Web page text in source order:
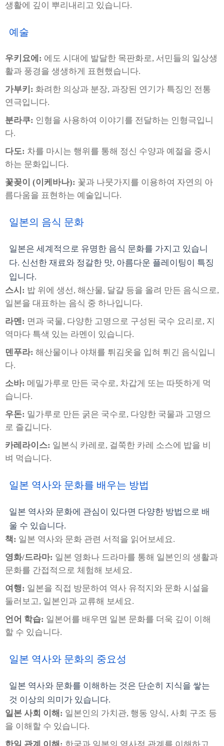
생활에 깊이 뿌리내리고 있습니다.
예술
우키요에: 에도 시대에 발달한 목판화로, 서민들의 일상생
활과 풍경을 생생하게 표현했습니다.
가부키: 화려한 의상과 분장, 과장된 연기가 특징인 전통
연극입니다.
분라쿠: 인형을 사용하여 이야기를 전달하는 인형극입니
다.
다도: 차를 마시는 행위를 통해 정신 수양과 예절을 중시
하는 문화입니다.
꽃꽂이 (이케바나): 꽃과 나뭇가지를 이용하여 자연의 아
름다움을 표현하는 예술입니다.
일본의 음식 문화
일본은 세계적으로 유명한 음식 문화를 가지고 있습니
다. 신선한 재료와 정갈한 맛, 아름다운 플레이팅이 특징
입니다.
스시: 밥 위에 생선, 해산물, 달걀 등을 올려 만든 음식으로,
일본을 대표하는 음식 중 하나입니다.
라멘: 면과 국물, 다양한 고명으로 구성된 국수 요리로, 지
역마다 특색 있는 라멘이 있습니다.
덴푸라: 해산물이나 야채를 튀김옷을 입혀 튀긴 음식입니
다.
소바: 메밀가루로 만든 국수로, 차갑게 또는 따뜻하게 먹
습니다.
우돈: 밀가루로 만든 굵은 국수로, 다양한 국물과 고명으
로 즐깁니다.
카레라이스: 일본식 카레로, 걸쭉한 카레 소스에 밥을 비
벼 먹습니다.
일본 역사와 문화를 배우는 방법
일본 역사와 문화에 관심이 있다면 다양한 방법으로 배
울 수 있습니다.
책: 일본 역사와 문화 관련 서적을 읽어보세요.
영화/드라마: 일본 영화나 드라마를 통해 일본인의 생활과
문화를 간접적으로 체험해 보세요.
여행: 일본을 직접 방문하여 역사 유적지와 문화 시설을
둘러보고, 일본인과 교류해 보세요.
언어 학습: 일본어를 배우면 일본 문화를 더욱 깊이 이해
할 수 있습니다.
일본 역사와 문화의 중요성
일본 역사와 문화를 이해하는 것은 단순히 지식을 쌓는
것 이상의 의미가 있습니다.
일본 사회 이해: 일본인의 가치관, 행동 양식, 사회 구조 등
을 이해할 수 있습니다.